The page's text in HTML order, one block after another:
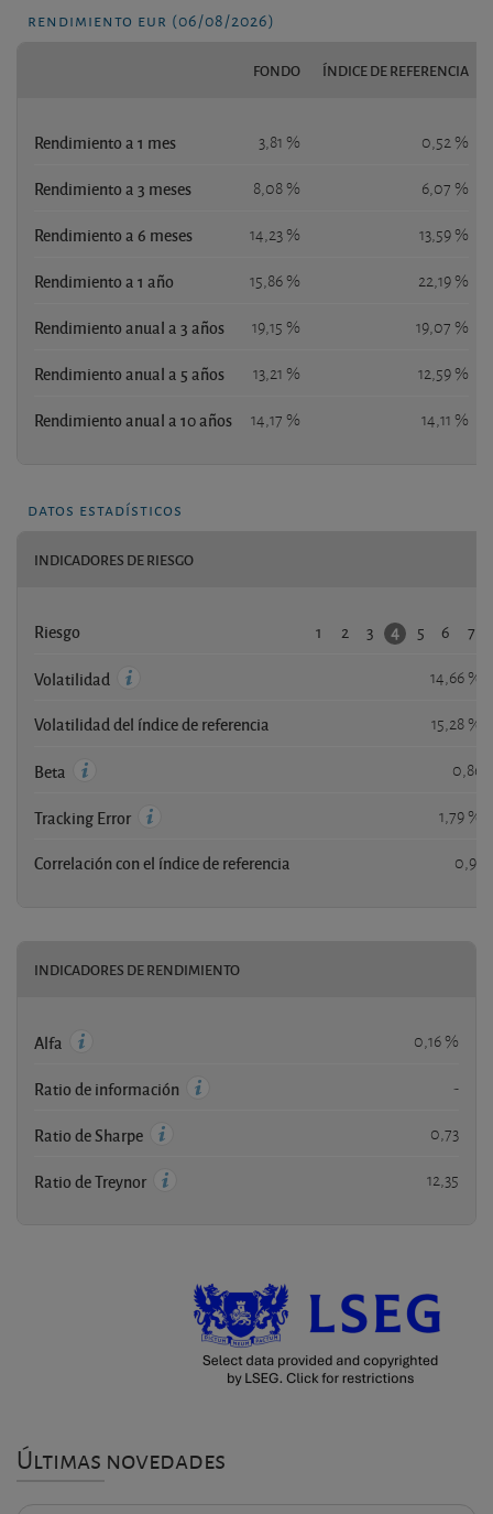
rendimiento eur (06/08/2026)
FONDO ÍNDICE DE REFERENCIA
Rendimiento a 1 mes 3,81 % 0,52 %
Rendimiento a 3 meses 8,08 % 6,07 %
Rendimiento a 6 meses 14,23 % 13,59 %
Rendimiento a 1 año 15,86 % 22,19 %
Rendimiento anual a 3 años 19,15 % 19,07 %
Rendimiento anual a 5 años 13,21 % 12,59 %
Rendimiento anual a 10 años 14,17 % 14,11 %
datos estadísticos
INDICADORES DE RIESGO
Riesgo 1 2 3 4 5 6 7
Volatilidad 14,66 %
Volatilidad del índice de referencia 15,28 %
Beta 0,86
Tracking Error 1,79 %
Correlación con el índice de referencia 0,91
INDICADORES DE RENDIMIENTO
Alfa 0,16 %
Ratio de información -
Ratio de Sharpe 0,73
Ratio de Treynor 12,35
Últimas novedades